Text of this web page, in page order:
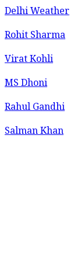
Delhi Weather
Rohit Sharma
Virat Kohli
MS Dhoni
Rahul Gandhi
Salman Khan